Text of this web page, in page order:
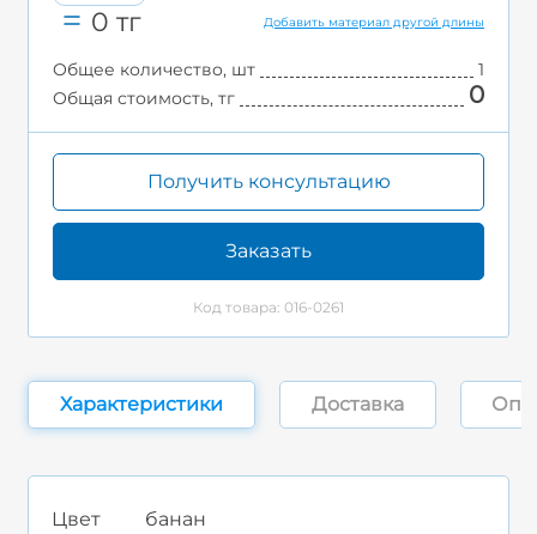
0 тг Добавить материал другой длины
Общее количество, шт
1
Общая стоимость, тг
0
Получить консультацию
Заказать
Код товара: 016-0261
Характеристики Доставка
Цвет
банан